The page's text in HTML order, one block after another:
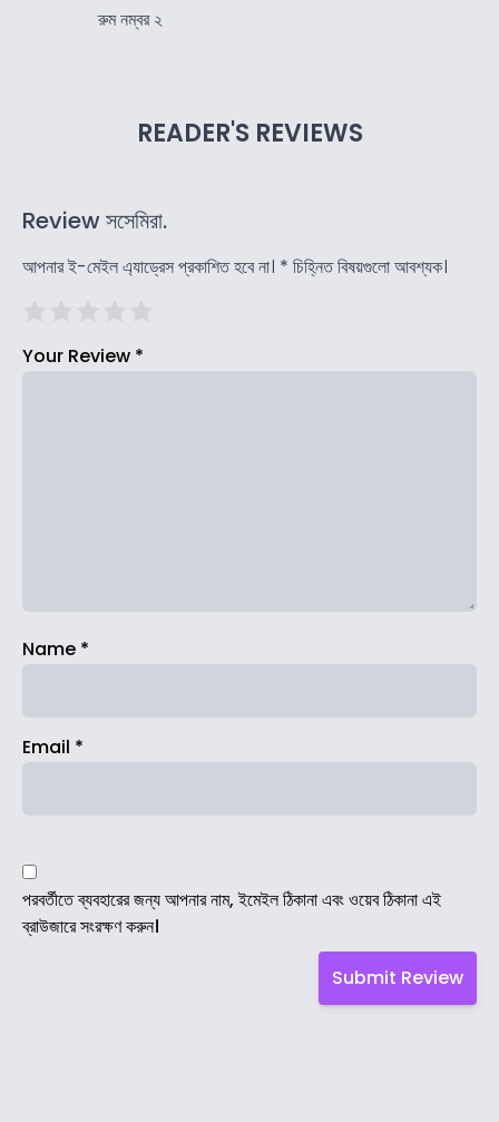
রুম নম্বর ২
READER'S REVIEWS
Review সসেমিরা.
আপনার ই-মেইল এ্যাড্রেস প্রকাশিত হবে না। * চিহ্নিত বিষয়গুলো আবশ্যক।
Your Review *
Name *
Email *
পরবর্তীতে ব্যবহারের জন্য আপনার নাম, ইমেইল ঠিকানা এবং ওয়েব ঠিকানা এই
ব্রাউজারে সংরক্ষণ করুন।